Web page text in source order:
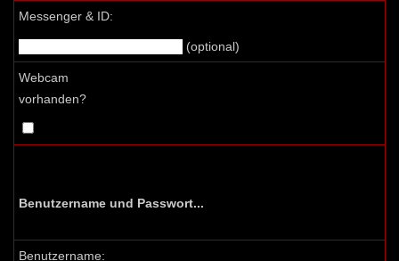
Messenger & ID:
(optional)
Webcam
vorhanden?
Benutzername und Passwort...
Benutzername: